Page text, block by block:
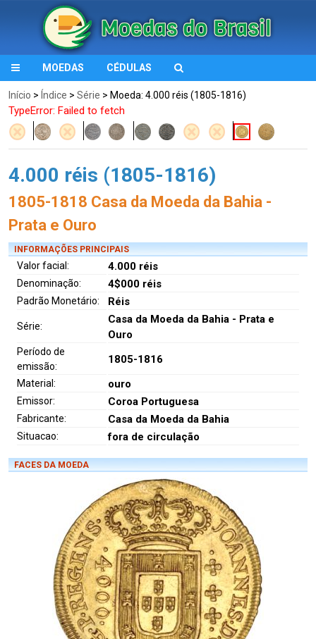
MOEDAS CÉDULAS
Início > Índice > Série > Moeda: 4.000 réis (1805-1816)
TypeError: Failed to fetch
4.000 réis (1805-1816)
1805-1818 Casa da Moeda da Bahia -
Prata e Ouro
INFORMAÇÕES PRINCIPAIS
Valor facial: 4.000 réis
Denominação: 4$000 réis
Padrão Monetário: Réis
Série:
Casa da Moeda da Bahia - Prata e
Ouro
Período de
emissão:
1805-1816
Material: ouro
Emissor: Coroa Portuguesa
Fabricante: Casa da Moeda da Bahia
Situacao: fora de circulação
FACES DA MOEDA